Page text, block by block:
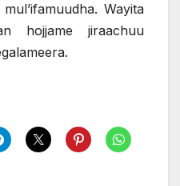
Wayita
hojjame jiraachuu